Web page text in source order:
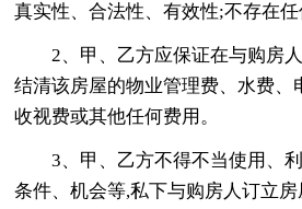
真实性、合法性、有效性;不存在任
2、甲、乙方应保证在与购房
结清该房屋的物业管理费、水费、
收视费或其他任何费用。
3、甲、乙方不得不当使用、
条件、机会等,私下与购房人订立